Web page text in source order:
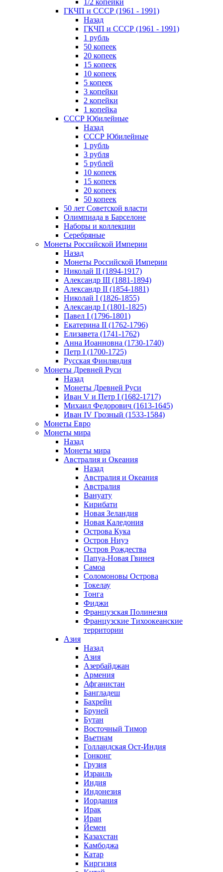
1/2 копейки
ГКЧП и СССР (1961 - 1991)
Назад
ГКЧП и СССР (1961 - 1991)
1 рубль
50 копеек
20 копеек
15 копеек
10 копеек
5 копеек
3 копейки
2 копейки
1 копейка
СССР Юбилейные
Назад
СССР Юбилейные
1 рубль
3 рубля
5 рублей
10 копеек
15 копеек
20 копеек
50 копеек
50 лет Советской власти
Олимпиада в Барселоне
Наборы и коллекции
Серебряные
Монеты Российской Империи
Назад
Монеты Российской Империи
Николай II (1894-1917)
Александр III (1881-1894)
Александр II (1854-1881)
Николай I (1826-1855)
Александр I (1801-1825)
Павел I (1796-1801)
Екатерина II (1762-1796)
Елизавета (1741-1762)
Анна Иоанновна (1730-1740)
Петр I (1700-1725)
Русская Финляндия
Монеты Древней Руси
Назад
Монеты Древней Руси
Иван V и Петр I (1682-1717)
Михаил Федорович (1613-1645)
Иван IV Грозный (1533-1584)
Монеты Евро
Монеты мира
Назад
Монеты мира
Австралия и Океания
Назад
Австралия и Океания
Австралия
Вануату
Кирибати
Новая Зеландия
Новая Каледония
Острова Кука
Остров Ниуэ
Остров Рождества
Папуа-Новая Гвинея
Самоа
Соломоновы Острова
Токелау
Тонга
Фиджи
Французская Полинезия
Французские Тихоокеанские
территории
Азия
Назад
Азия
Азербайджан
Армения
Афганистан
Бангладеш
Бахрейн
Бруней
Бутан
Восточный Тимор
Вьетнам
Голландская Ост-Индия
Гонконг
Грузия
Израиль
Индия
Индонезия
Иордания
Ирак
Иран
Йемен
Казахстан
Камбоджа
Катар
Киргизия